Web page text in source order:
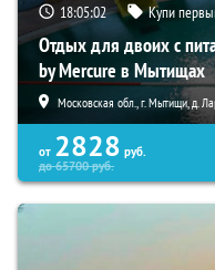
18:05:01 Купи
Отдых для двоих с
by Mercure в Мытищах
Московская обл., г. Мытищи, д.
от 2828 руб.
до65700руб.